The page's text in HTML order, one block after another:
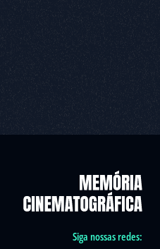
Siga nossas redes: